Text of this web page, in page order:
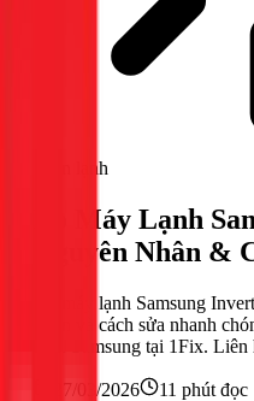
Điện lạnh
Bo Máy Lạnh
Nguyên Nhân &
Bo máy lạnh Samsung
nhân và cách sửa nhanh
lạnh Samsung tại 1Fix.
27/03/2026 11 phút đọc